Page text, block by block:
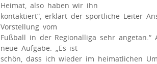
Heimat, also haben wir ihn
kontaktiert“, erklärt der sportliche Leiter
Vorstellung vom
Fußball in der Regionalliga sehr
neue Aufgabe. „Es ist
schön, dass ich wieder im heimatlichen